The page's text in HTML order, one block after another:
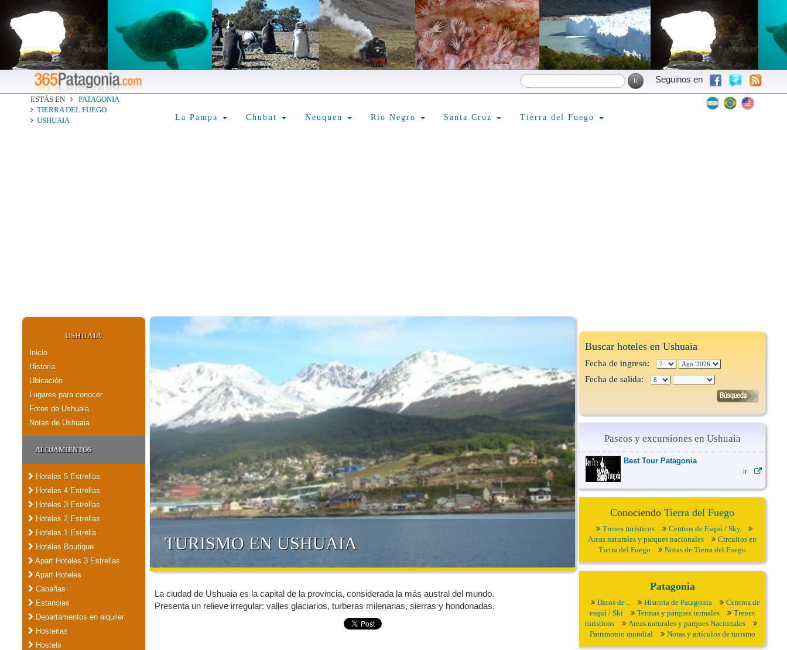
Seguinos en
ESTÁS EN
PATAGONIA
TIERRA DEL FUEGO
USHUAIA
La Pampa Chubut Neuquen Rio Negro Santa Cruz Tierra del Fuego
USHUAIA
Inicio
Historia
Ubicación
Lugares para conocer
Fotos de Ushuaia
Notas de Ushuaia
ALOJAMIENTOS
Hoteles 5 Estrellas
Hoteles 4 Estrellas
Hoteles 3 Estrellas
Hoteles 2 Estrellas
Hoteles 1 Estrella
Hoteles Boutique
Apart Hoteles 3 Estrellas
Apart Hoteles
Cabañas
Estancias
Departamentos en alquiler
Hosterias
Hostels
TURISMO EN USHUAIA
La ciudad de Ushuaia es la capital de la provincia, considerada la más austral del mundo.
Presenta un relieve irregular: valles glaciarios, turberas milenarias, sierras y hondonadas.
Buscar hoteles en Ushuaia
Fecha de ingreso:
Fecha de salida:
Paseos y excursiones en Ushuaia
Best Tour Patagonia
ir
ConociendoTierra del Fuego
Trenes turísticos
Centros de Esquí / Sky
Areas naturales y parques nacionales
Circuitos en
Tierra del Fuego
Notas de Tierra del Fuego
Patagonia
Datos de .. Historia de Patagonia
Centros de
esquí / Ski
Termas y parques termales
Trenes
turísticos
Areas naturales y parques Nacionales
Patrimonio mundial
Notas y artículos de turismo